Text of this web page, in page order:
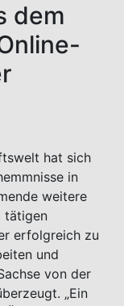
dem
hat sich
in
weitere
tätigen
erfolgreich zu
und
von der
„Ein